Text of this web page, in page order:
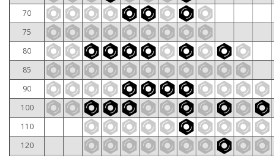
70
75
80
85
90
100
110
120